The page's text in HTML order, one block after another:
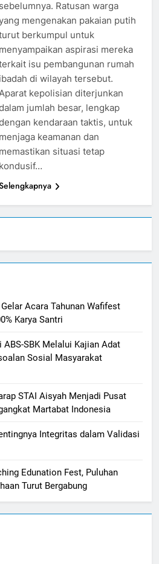
sebelumnya. Ratusan warga
mengenakan pakaian putih
berkumpul untuk
menyampaikan aspirasi mereka
isu pembangunan rumah
ibadah di wilayah tersebut.
kepolisian diterjunkan
jumlah besar, lengkap
kendaraan taktis, untuk
menjaga keamanan dan
memastikan situasi tetap
kondusif…
Acara Tahunan Wafifest
Karya Santri
SBK Melalui Kajian Adat
Sosial Masyarakat
STAI Aisyah Menjadi Pusat
Martabat Indonesia
Integritas dalam Validasi
Edunation Fest, Puluhan
Turut Bergabung